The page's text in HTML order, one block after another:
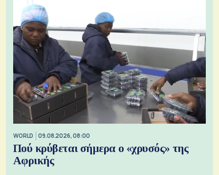
WORLD 09.08.2026, 08:00
Πού κρύβεται σήμερα ο «χρυσός» της
Αφρικής